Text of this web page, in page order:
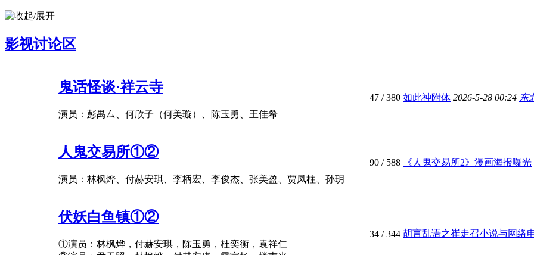
影视讨论区
鬼话怪谈·祥云寺
演员：彭禺厶、何欣子（何美璇）、陈玉勇、王佳希
47 / 380 如此神附体 2026-5-28 00:24 东
人鬼交易所①②
演员：林枫烨、付赫安琪、李柄宏、李俊杰、张美盈、贾凤柱、孙玥
90 / 588 《人鬼交易所2》漫画海报曝光
伏妖白鱼镇①②
①演员：林枫烨，付赫安琪，陈玉勇，杜奕衡，袁祥仁
34 / 344 胡言乱语之崔走召小说与网络